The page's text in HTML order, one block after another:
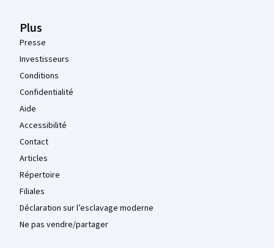
Plus
Presse
Investisseurs
Conditions
Confidentialité
Aide
Accessibilité
Contact
Articles
Répertoire
Filiales
Déclaration sur l’esclavage moderne
Ne pas vendre/partager